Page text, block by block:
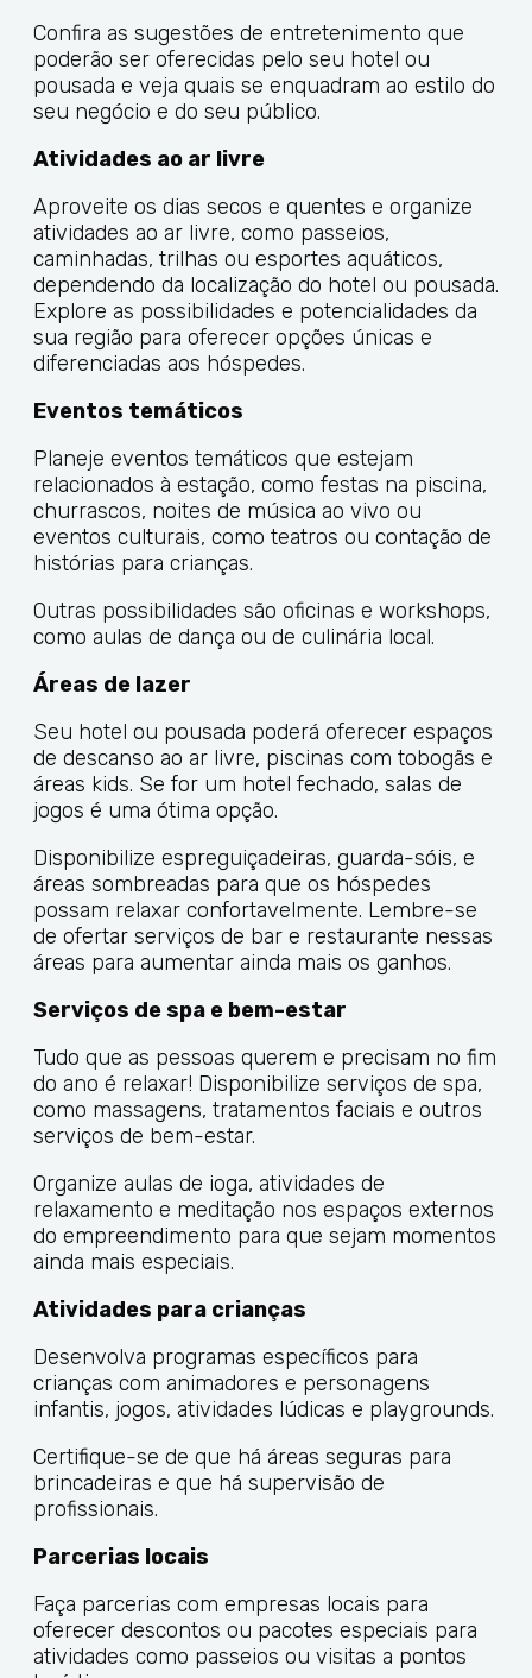
Confira as sugestões de entretenimento que
poderão ser oferecidas pelo seu hotel ou
pousada e veja quais se enquadram ao estilo do
seu negócio e do seu público.
Atividades ao ar livre
Aproveite os dias secos e quentes e organize
atividades ao ar livre, como passeios,
caminhadas, trilhas ou esportes aquáticos,
dependendo da localização do hotel ou pousada.
Explore as possibilidades e potencialidades da
sua região para oferecer opções únicas e
diferenciadas aos hóspedes.
Eventos temáticos
Planeje eventos temáticos que estejam
relacionados à estação, como festas na piscina,
churrascos, noites de música ao vivo ou
eventos culturais, como teatros ou contação de
histórias para crianças.
Outras possibilidades são oficinas e workshops,
como aulas de dança ou de culinária local.
Áreas de lazer
Seu hotel ou pousada poderá oferecer espaços
de descanso ao ar livre, piscinas com tobogãs e
áreas kids. Se for um hotel fechado, salas de
jogos é uma ótima opção.
Disponibilize espreguiçadeiras, guarda-sóis, e
áreas sombreadas para que os hóspedes
possam relaxar confortavelmente. Lembre-se
de ofertar serviços de bar e restaurante nessas
áreas para aumentar ainda mais os ganhos.
Serviços de spa e bem-estar
Tudo que as pessoas querem e precisam no fim
do ano é relaxar! Disponibilize serviços de spa,
como massagens, tratamentos faciais e outros
serviços de bem-estar.
Organize aulas de ioga, atividades de
relaxamento e meditação nos espaços externos
do empreendimento para que sejam momentos
ainda mais especiais.
Atividades para crianças
Desenvolva programas específicos para
crianças com animadores e personagens
infantis, jogos, atividades lúdicas e playgrounds.
Certifique-se de que há áreas seguras para
brincadeiras e que há supervisão de
profissionais.
Parcerias locais
Faça parcerias com empresas locais para
oferecer descontos ou pacotes especiais para
atividades como passeios ou visitas a pontos